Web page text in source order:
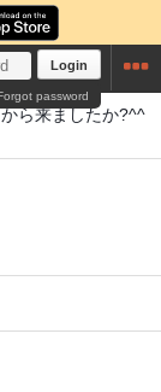
Login
password
ら来ましたか?^^